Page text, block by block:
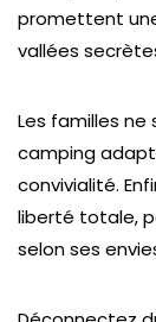
promettent
vallées
Les familles ne
camping
convivialité.
liberté totale,
selon ses